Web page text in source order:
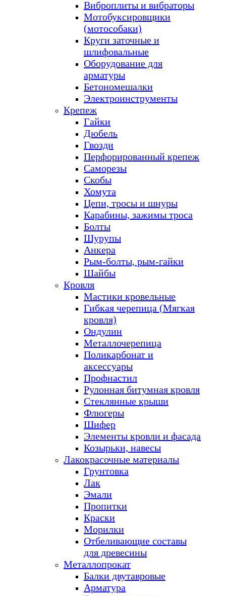
Виброплиты и вибраторы
Мотобуксировщики
(мотособаки)
Круги заточные и
шлифовальные
Оборудование для
арматуры
Бетономешалки
Электроинструменты
Крепеж
Гайки
Дюбель
Гвозди
Перфорированный крепеж
Саморезы
Скобы
Хомута
Цепи, тросы и шнуры
Карабины, зажимы троса
Болты
Шурупы
Анкера
Рым-болты, рым-гайки
Шайбы
Кровля
Мастики кровельные
Гибкая черепица (Мягкая
кровля)
Ондулин
Металлочерепица
Поликарбонат и
аксессуары
Профнастил
Рулонная битумная кровля
Стеклянные крыши
Флюгеры
Шифер
Элементы кровли и фасада
Козырьки, навесы
Лакокрасочные материалы
Грунтовка
Лак
Эмали
Пропитки
Краски
Морилки
Отбеливающие составы
для древесины
Металлопрокат
Балки двутавровые
Арматура